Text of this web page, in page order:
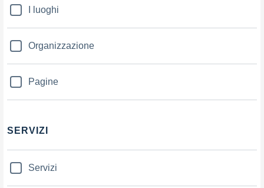
I luoghi
Organizzazione
Pagine
SERVIZI
Servizi